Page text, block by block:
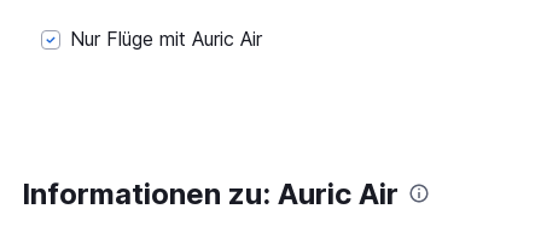
Nur Flüge mit Auric Air
Informationen zu: Auric Air